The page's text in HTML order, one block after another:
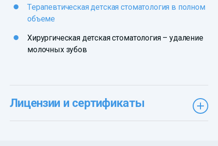
Терапевтическая детская стоматология в полном
объеме
Хирургическая детская стоматология – удаление
молочных зубов
Лицензии и сертификаты